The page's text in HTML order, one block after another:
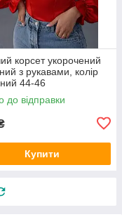
корсет укорочений
з рукавами, колір
44-46
до відправки
Купити